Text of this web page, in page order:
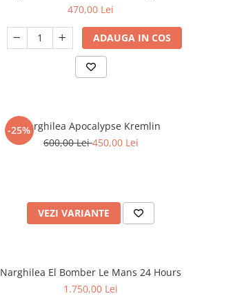
470,00 Lei
ADAUGA IN COS
-25%Narghilea Apocalypse Kremlin
600,00 Lei450,00 Lei
VEZI VARIANTE
Narghilea El Bomber Le Mans 24 Hours
1.750,00 Lei